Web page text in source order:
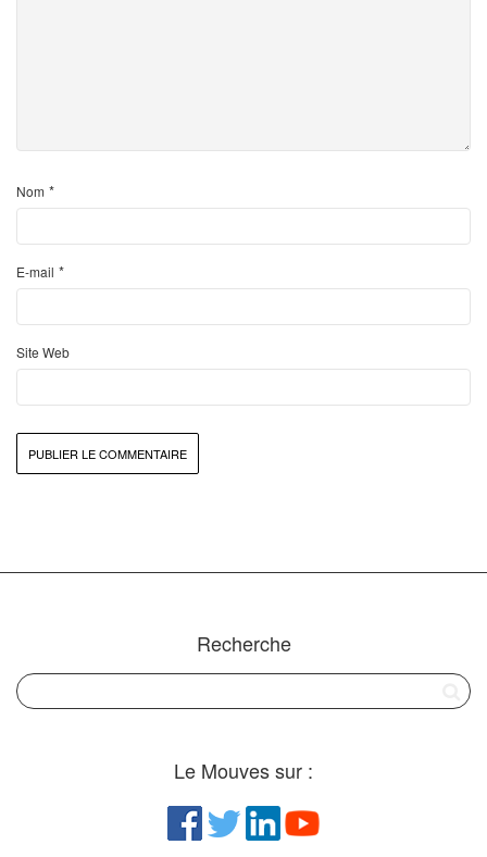
Nom *
E-mail *
Site Web
Recherche
Le Mouves sur :